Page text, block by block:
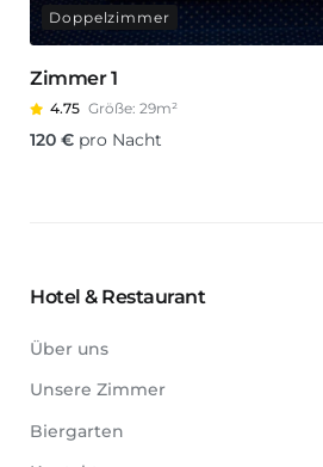
Doppelzimmer
Zimmer 1
4.75 Größe: 29m²
120 € pro Nacht
Hotel & Restaurant
Über uns
Unsere Zimmer
Biergarten